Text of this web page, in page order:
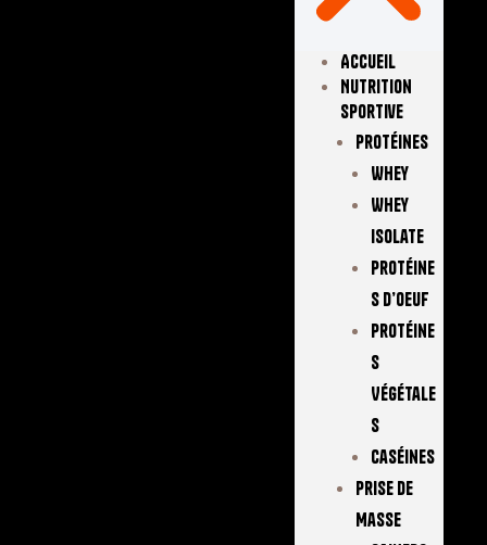
Accueil
Nutrition
Sportive
Protéines
Whey
Whey
Isolate
Protéine
S D’oeuf
Protéine
S
Végétale
S
Caséines
Prise De
Masse